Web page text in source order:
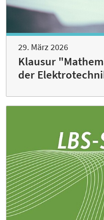
29. März 2026
Klausur
der